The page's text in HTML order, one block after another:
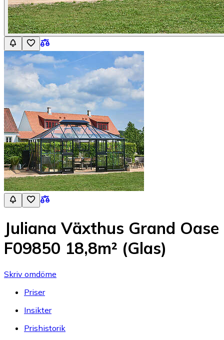
Juliana Växthus Grand Oase
F09850 18,8m² (Glas)
Skriv omdöme
Priser
Insikter
Prishistorik